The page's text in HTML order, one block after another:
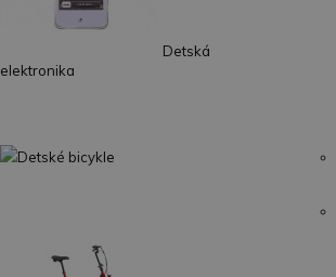
Detská
elektronika
Detské bicykle